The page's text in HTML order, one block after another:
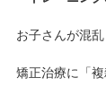
お子さんが混
矯正治療に「